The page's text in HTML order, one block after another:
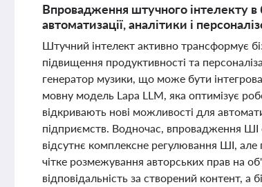
Впровадження штучного інтелекту в
автоматизації, аналітики і
Штучний інтелект активно трансформує
підвищення продуктивності та
генератор музики, що може бути
мовну модель Lapa LLM, яка оптимізує
відкривають нові можливості для
підприємств. Водночас, впровадження ШІ
відсутнє комплексне регулювання ШІ, але
чітке розмежування авторських прав на
відповідальність за створений контент,